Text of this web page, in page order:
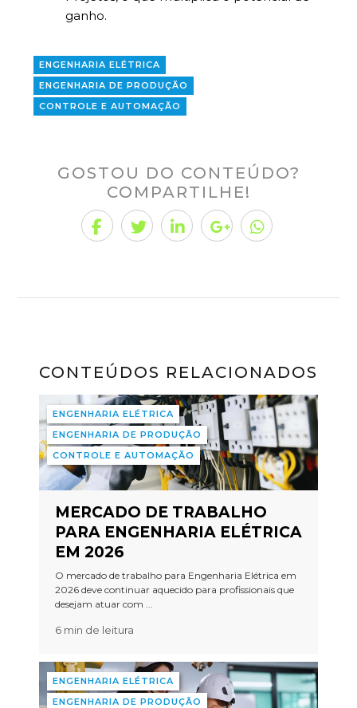
ganho.
ENGENHARIA ELÉTRICA
ENGENHARIA DE PRODUÇÃO
CONTROLE E AUTOMAÇÃO
GOSTOU DO CONTEÚDO?
COMPARTILHE!
CONTEÚDOS RELACIONADOS
ENGENHARIA ELÉTRICA
ENGENHARIA DE PRODUÇÃO
CONTROLE E AUTOMAÇÃO
MERCADO DE TRABALHO
PARA ENGENHARIA ELÉTRICA
EM 2026
O mercado de trabalho para Engenharia Elétrica em
2026 deve continuar aquecido para profissionais que
desejam atuar com ...
6 min de leitura
ENGENHARIA ELÉTRICA
ENGENHARIA DE PRODUÇÃO